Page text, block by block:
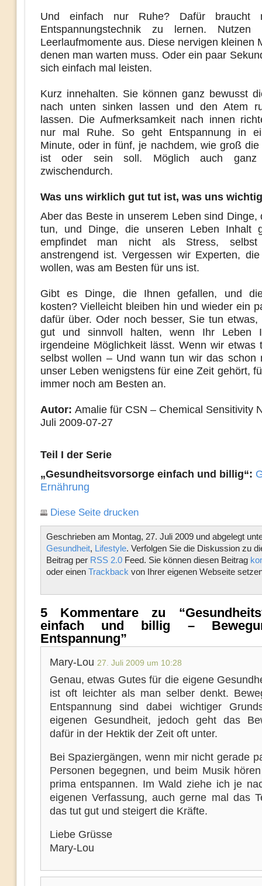
Und einfach nur Ruhe? Dafür braucht
Entspannungstechnik zu lernen. Nutzen
Leerlaufmomente aus. Diese nervigen kleinen
denen man warten muss. Oder ein paar
sich einfach mal leisten.
Kurz innehalten. Sie können ganz bewusst
nach unten sinken lassen und den Atem
lassen. Die Aufmerksamkeit nach innen
nur mal Ruhe. So geht Entspannung in
Minute, oder in fünf, je nachdem, wie groß die
ist oder sein soll. Möglich auch ganz
zwischendurch.
Was uns wirklich gut tut ist, was uns
Aber das Beste in unserem Leben sind Dinge,
tun, und Dinge, die unseren Leben Inhalt
empfindet man nicht als Stress,
anstrengend ist. Vergessen wir Experten,
wollen, was am Besten für uns ist.
Gibt es Dinge, die Ihnen gefallen, und
kosten? Vielleicht bleiben hin und wieder ein
dafür über. Oder noch besser, Sie tun
gut und sinnvoll halten, wenn Ihr Leben
irgendeine Möglichkeit lässt. Wenn wir etwas
selbst wollen – Und wann tun wir das schon
unser Leben wenigstens für eine Zeit gehört,
immer noch am Besten an.
Autor: Amalie für CSN – Chemical Sensitivity
Juli 2009-07-27
Teil I der Serie
„Gesundheitsvorsorge einfach und billig“:
Ernährung
Diese Seite drucken
Geschrieben am Montag, 27. Juli 2009 und abgelegt
Gesundheit, Lifestyle. Verfolgen Sie die Diskussion zu
Beitrag per RSS 2.0Feed. Sie können diesen Beitrag
oder einen Trackback von Ihrer eigenen Webseite
5 Kommentare zu
einfach und billig –
Entspannung”
Mary-Lou 27. Juli 2009 um 10:28
Genau, etwas Gutes für die eigene
ist oft leichter als man selber denkt.
Entspannung sind dabei wichtiger
eigenen Gesundheit, jedoch geht das
dafür in der Hektik der Zeit oft unter.
Bei Spaziergängen, wenn mir nicht gerade
Personen begegnen, und beim Musik
prima entspannen. Im Wald ziehe ich je
eigenen Verfassung, auch gerne mal das
das tut gut und steigert die Kräfte.
Liebe Grüsse
Mary-Lou